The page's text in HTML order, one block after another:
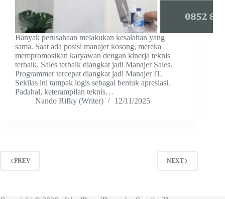
Banyak perusahaan melakukan kesalahan yang
sama. Saat ada posisi manajer kosong, mereka
mempromosikan karyawan dengan kinerja teknis
terbaik. Sales terbaik diangkat jadi Manajer Sales.
Programmer tercepat diangkat jadi Manajer IT.
Sekilas ini tampak logis sebagai bentuk apresiasi.
Padahal, keterampilan teknis…
Nando Rifky (Writer)
12/11/2025
PREV NEXT